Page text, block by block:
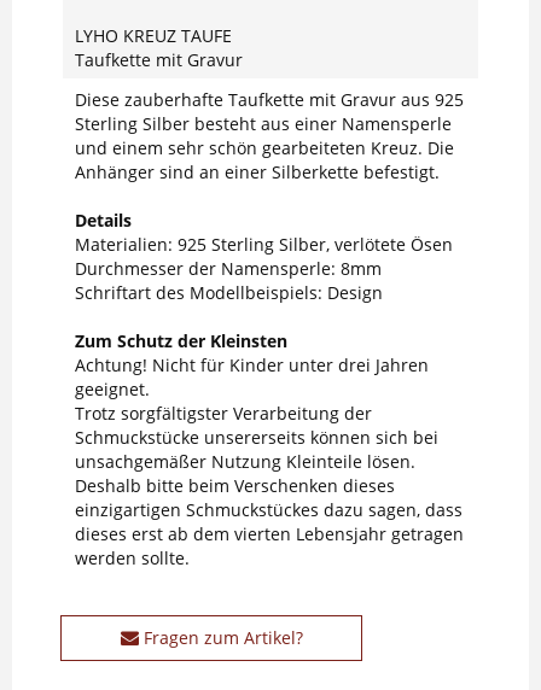
LYHO KREUZ TAUFE
Taufkette mit Gravur
Diese zauberhafte Taufkette mit Gravur aus 925
Sterling Silber besteht aus einer Namensperle
und einem sehr schön gearbeiteten Kreuz. Die
Anhänger sind an einer Silberkette befestigt.
Details
Materialien: 925 Sterling Silber, verlötete Ösen
Durchmesser der Namensperle: 8mm
Schriftart des Modellbeispiels: Design
Zum Schutz der Kleinsten
Achtung! Nicht für Kinder unter drei Jahren
geeignet.
Trotz sorgfältigster Verarbeitung der
Schmuckstücke unsererseits können sich bei
unsachgemäßer Nutzung Kleinteile lösen.
Deshalb bitte beim Verschenken dieses
einzigartigen Schmuckstückes dazu sagen, dass
dieses erst ab dem vierten Lebensjahr getragen
werden sollte.
Fragen zum Artikel?